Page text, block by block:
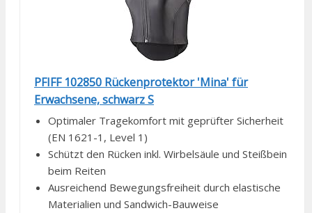
PFIFF 102850 Rückenprotektor 'Mina' für
Erwachsene, schwarz S
Optimaler Tragekomfort mit geprüfter Sicherheit
(EN 1621-1, Level 1)
Schützt den Rücken inkl. Wirbelsäule und Steißbein
beim Reiten
Ausreichend Bewegungsfreiheit durch elastische
Materialien und Sandwich-Bauweise